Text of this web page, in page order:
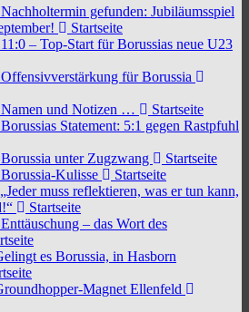
Nachholtermin gefunden: Jubiläumsspiel
Startseite
11:0 – Top-Start für Borussias neue U23
Offensivverstärkung für Borussia
Namen und Notizen …
Startseite
Borussias Statement: 5:1 gegen Rastpfuhl
Borussia unter Zugzwang
Startseite
Borussia-Kulisse
Startseite
„Jeder muss reflektieren, was er tun kann,
Startseite
Enttäuschung – das Wort des
es Borussia, in Hasborn
Magnet Ellenfeld